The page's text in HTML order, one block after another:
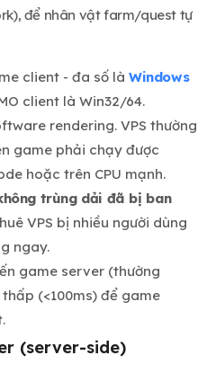
để nhân vật farm/quest tự
client - đa số là Windows
client là Win32/64.
rendering. VPS thường
game phải chạy được
hoặc trên CPU mạnh.
trùng dải đã bị ban
VPS bị nhiều người dùng
ngay.
game server (thường
(<100ms) để game
(server-side)